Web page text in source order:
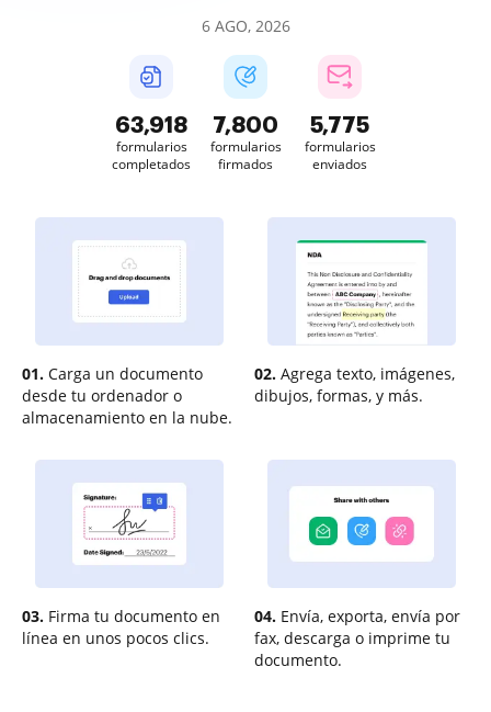
6 AGO, 2026
63,919
formularios
completados
7,800
formularios
firmados
5,776
formularios
enviados
01. Carga un documento
desde tu ordenador o
almacenamiento en la nube.
02. Agrega texto, imágenes,
dibujos, formas, y más.
03. Firma tu documento en
línea en unos pocos clics.
04. Envía, exporta, envía por
fax, descarga o imprime tu
documento.